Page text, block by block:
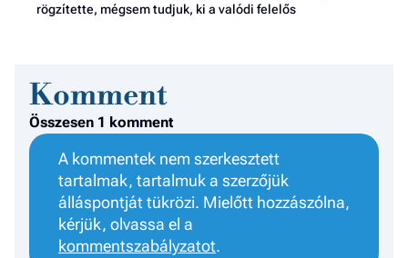
rögzítette, mégsem tudjuk, ki a valódi felelős
Komment
Összesen 1 komment
A kommentek nem szerkesztett
tartalmak, tartalmuk a szerzőjük
álláspontját tükrözi. Mielőtt hozzászólna,
kérjük, olvassa el a
kommentszabályzatot.